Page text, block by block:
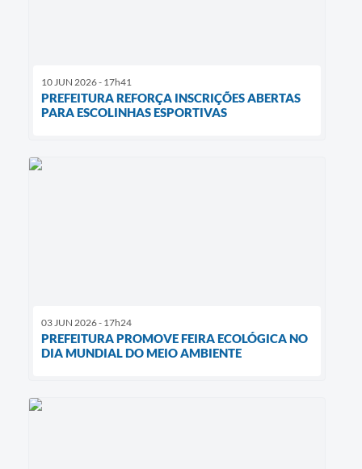
10 JUN 2026 - 17h41
PREFEITURA REFORÇA INSCRIÇÕES ABERTAS
PARA ESCOLINHAS ESPORTIVAS
03 JUN 2026 - 17h24
PREFEITURA PROMOVE FEIRA ECOLÓGICA NO
DIA MUNDIAL DO MEIO AMBIENTE